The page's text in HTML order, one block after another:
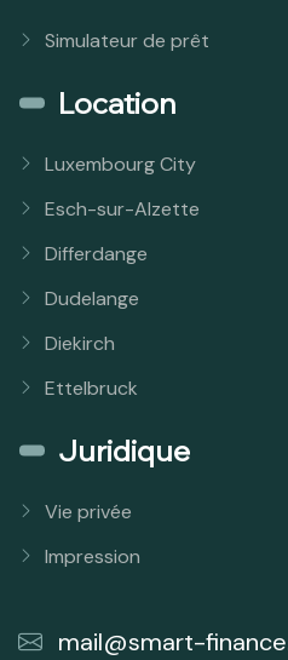
Simulateur de prêt
Location
Luxembourg City
Esch-sur-Alzette
Differdange
Dudelange
Diekirch
Ettelbruck
Juridique
Vie privée
Impression
mail@smart-